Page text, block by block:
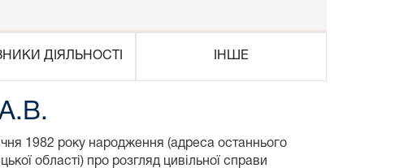
ДІЯЛЬНОСТІ ІНШЕ
1982 року народження (адреса останнього
області) про розгляд цивільної справи